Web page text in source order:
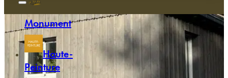
Monument
Haute-
Peinture